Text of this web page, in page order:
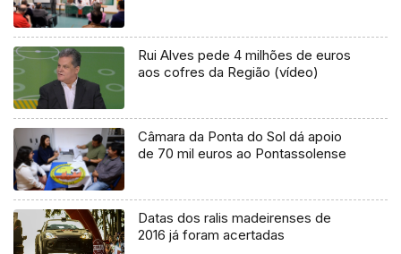
Rui Alves pede 4 milhões de euros
aos cofres da Região (vídeo)
Câmara da Ponta do Sol dá apoio
de 70 mil euros ao Pontassolense
Datas dos ralis madeirenses de
2016 já foram acertadas